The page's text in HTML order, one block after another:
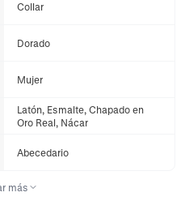
Collar
Dorado
Mujer
Latón, Esmalte, Chapado en
Oro Real, Nácar
Abecedario
más